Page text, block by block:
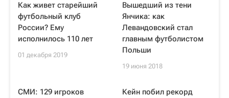
Как живет старейший
футбольный клуб
России? Ему
исполнилось 110 лет
01 декабря 2019
Вышедший из тени
Янчика: как
Левандовский стал
главным футболистом
Польши
19 июня 2018
СМИ: 129 игроков
Кейн побил рекорд